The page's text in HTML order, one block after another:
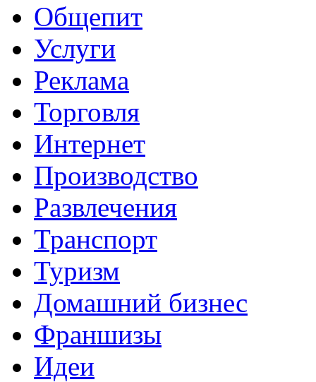
Общепит
Услуги
Реклама
Торговля
Интернет
Производство
Развлечения
Транспорт
Туризм
Домашний бизнес
Франшизы
Идеи